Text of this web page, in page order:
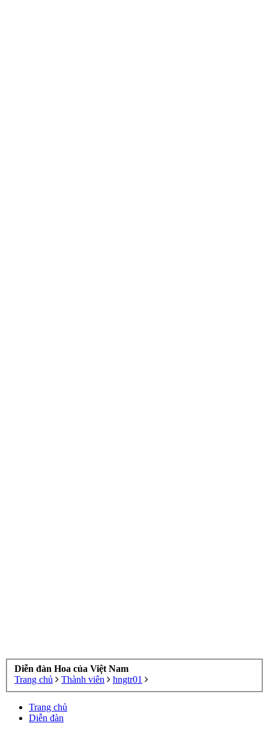
Diễn đàn Hoa của Việt Nam
Trang chủ
Thành viên hngtr01
Trang chủ
Diễn đàn